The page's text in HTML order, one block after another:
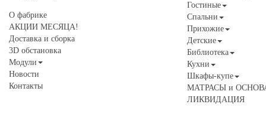
О фабрике
АКЦИИ МЕСЯЦА!
Доставка и сборка
3D обстановка
Модули
Новости
Контакты
Гостиные
Спальни
Прихожие
Детские
Библиотека
Кухни
Шкафы-купе
МАТРАСЫ и
ЛИКВИДАЦИЯ